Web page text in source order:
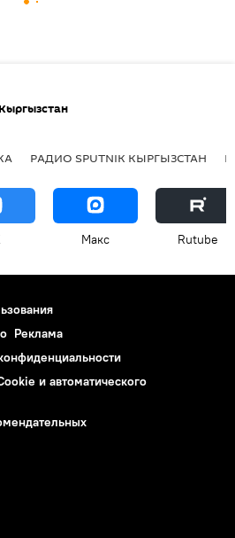
Кыргызстан
РАДИО SPUTNIK КЫРГЫЗСТАН
Макс Rutube
Реклама
и автоматического